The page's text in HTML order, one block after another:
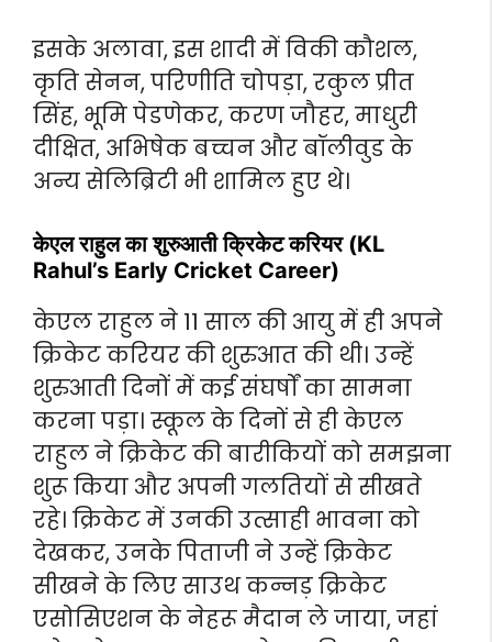
इसके अलावा, इस शादी में विकी कौशल,
कृति सेनन, परिणीति चोपड़ा, रकुल प्रीत
सिंह, भूमि पेडणेकर, करण जौहर, माधुरी
दीक्षित, अभिषेक बच्चन और बॉलीवुड के
अन्य सेलिब्रिटी भी शामिल हुए थे।
केएल राहुल का शुरुआती क्रिकेट करियर (KL
Rahul’s Early Cricket Career)
केएल राहुल ने 11 साल की आयु में ही अपने
क्रिकेट करियर की शुरुआत की थी। उन्हें
शुरुआती दिनों में कई संघर्षों का सामना
करना पड़ा। स्कूल के दिनों से ही केएल
राहुल ने क्रिकेट की बारीकियों को समझना
शुरू किया और अपनी गलतियों से सीखते
रहे। क्रिकेट में उनकी उत्साही भावना को
देखकर, उनके पिताजी ने उन्हें क्रिकेट
सीखने के लिए साउथ कन्नड़ क्रिकेट
एसोसिएशन के नेहरू मैदान ले जाया, जहां